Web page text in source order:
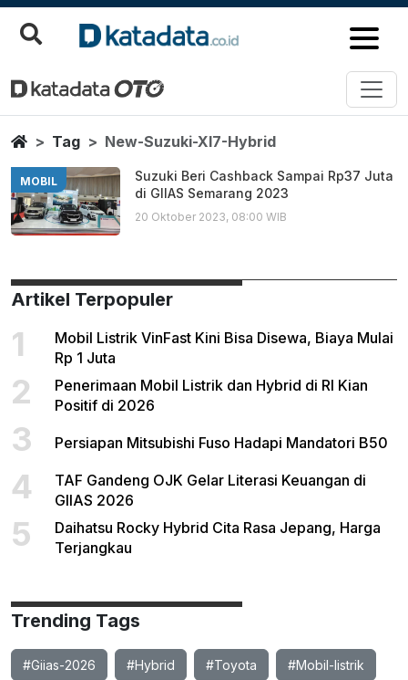
New Suzuki Xl7 Hybrid
Berita Terbaru
HomeTag New-Suzuki-Xl7-Hybrid
MOBIL
Suzuki Beri Cashback Sampai Rp37 Juta
di GIIAS Semarang 2023
20 Oktober 2023, 08:00 WIB
Artikel Terpopuler
1
Mobil Listrik VinFast Kini Bisa Disewa, Biaya Mulai
Rp 1 Juta
2
Penerimaan Mobil Listrik dan Hybrid di RI Kian
Positif di 2026
3 Persiapan Mitsubishi Fuso Hadapi Mandatori B50
4
TAF Gandeng OJK Gelar Literasi Keuangan di
GIIAS 2026
5
Daihatsu Rocky Hybrid Cita Rasa Jepang, Harga
Terjangkau
Trending Tags
#Giias-2026 #Hybrid #Toyota #Mobil-listrik